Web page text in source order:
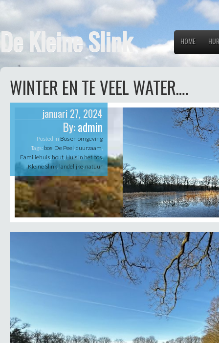
De Kleine Slink HOME
WINTER EN TE VEEL WATER….
januari 27, 2024
By:admin
Posted in Bos en omgeving
Tags: bos, De Peel,duurzaam,
Familiehuis, hout, Huis in het bos,
Kleine Slink, landelijke, natuur